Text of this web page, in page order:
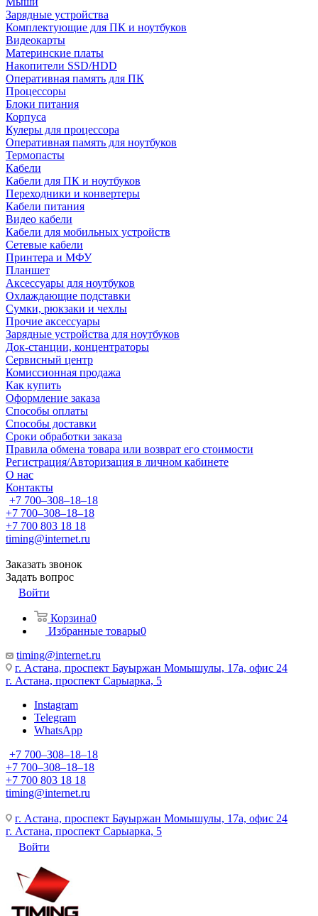
Зарядные устройства
Комплектующие для ПК и ноутбуков
Видеокарты
Материнские платы
Накопители SSD/HDD
Оперативная память для ПК
Процессоры
Блоки питания
Корпуса
Кулеры для процессора
Оперативная память для ноутбуков
Термопасты
Кабели
Кабели для ПК и ноутбуков
Переходники и конвертеры
Кабели питания
Видео кабели
Кабели для мобильных устройств
Сетевые кабели
Принтера и МФУ
Планшет
Аксессуары для ноутбуков
Охлаждающие подставки
Сумки, рюкзаки и чехлы
Прочие аксессуары
Зарядные устройства для ноутбуков
Док-станции, концентраторы
Сервисный центр
Комиссионная продажа
Как купить
Оформление заказа
Способы оплаты
Способы доставки
Сроки обработки заказа
Правила обмена товара или возврат его стоимости
Регистрация/Авторизация в личном кабинете
О нас
Контакты
+7 700‒308‒18‒18
+7 700‒308‒18‒18
+7 700 803 18 18
timing@internet.ru
Заказать звонок
Задать вопрос
Войти
Корзина0
Избранные товары0
timing@internet.ru
г. Астана, проспект Бауыржан Момышулы, 17а, офис 24
г. Астана, проспект Сарыарка, 5
Instagram
Telegram
WhatsApp
+7 700‒308‒18‒18
+7 700‒308‒18‒18
+7 700 803 18 18
timing@internet.ru
г. Астана, проспект Бауыржан Момышулы, 17а, офис 24
г. Астана, проспект Сарыарка, 5
Войти